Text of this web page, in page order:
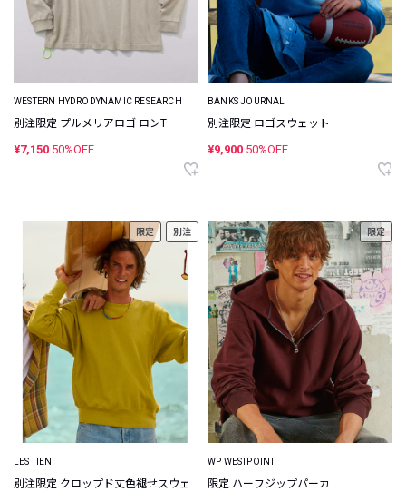
WESTERN HYDRODYNAMIC RESEARCH
別注限定 プルメリアロゴ ロンT
¥7,150 50%OFF
BANKS JOURNAL
別注限定 ロゴスウェット
¥9,900 50%OFF
限定 別注
LES TIEN
別注限定 クロップド丈色褪せスウェ
限定
WP WESTPOINT
限定 ハーフジップパーカ